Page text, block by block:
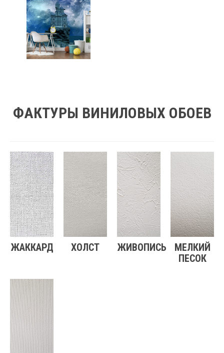
ФАКТУРЫ ВИНИЛОВЫХ ОБОЕВ
ЖАККАРД ХОЛСТ ЖИВОПИСЬ
МЕЛКИЙ
ПЕСОК